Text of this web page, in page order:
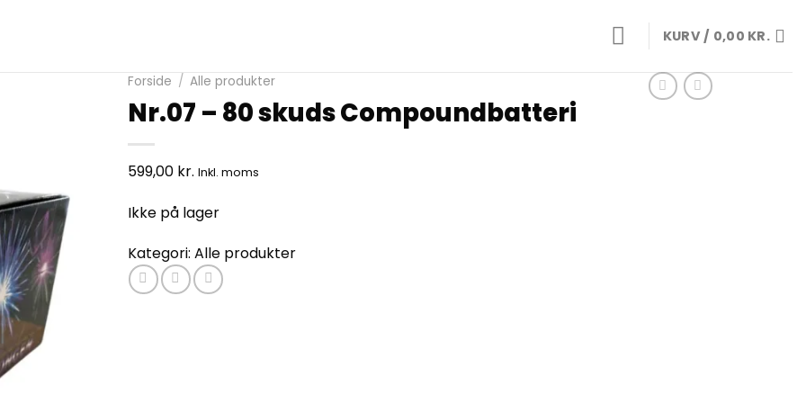
KURV / 0,00 KR.
Forside / Alle produkter
Nr.07 – 80 skuds Compoundbatteri
599,00 kr. Inkl. moms
Ikke på lager
Kategori: Alle produkter